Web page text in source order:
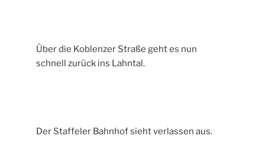
Über die Koblenzer Straße geht es nun
schnell zurück ins Lahntal.
Der Staffeler Bahnhof sieht verlassen aus.